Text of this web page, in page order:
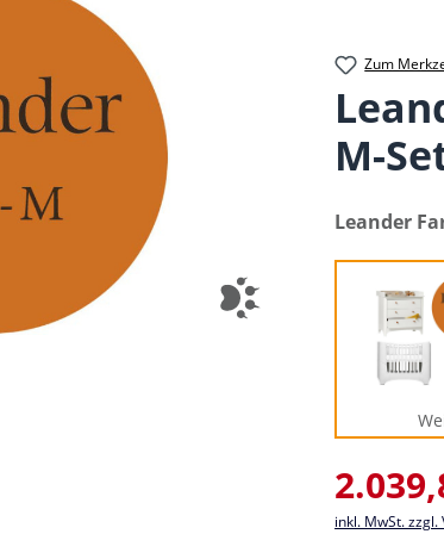
Zum
M-
auswählen
Leander
inkl. MwSt.